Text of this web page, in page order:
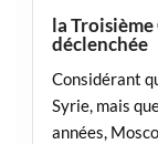
la
déclenchée
Considérant
Syrie, mais
années,